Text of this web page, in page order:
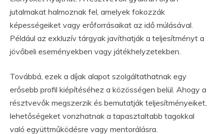
jutalmakat halmoznak fel, amelyek fokozzák
képességeiket vagy erőforrásaikat az idő múlásával.
Például az exkluzív tárgyak javíthatják a teljesítményt a
jövőbeli eseményekben vagy játékhelyzetekben.
Továbbá, ezek a díjak alapot szolgáltathatnak egy
erősebb profil kiépítéséhez a közösségen belül. Ahogy a
résztvevők megszerzik és bemutatják teljesítményeiket,
lehetőségeket vonzhatnak a tapasztaltabb tagokkal
való együttműködésre vagy mentorálásra.